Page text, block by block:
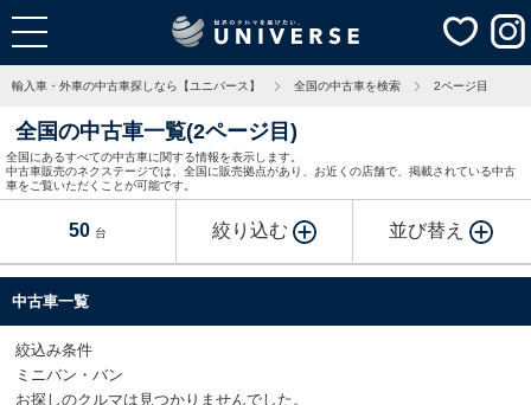
輸入車・外車の中古車探しなら【ユニバース】 全国の中古車を検索 2ページ目
全国の中古車一覧(2ページ目)
全国にあるすべての中古車に関する情報を表示します。
中古車販売のネクステージでは、全国に販売拠点があり、お近くの店舗で、掲載されている中古
車をご覧いただくことが可能です。
50 台 絞り込む 並び替え
中古車一覧
絞込み条件
ミニバン・バン
お探しのクルマは見つかりませんでした。